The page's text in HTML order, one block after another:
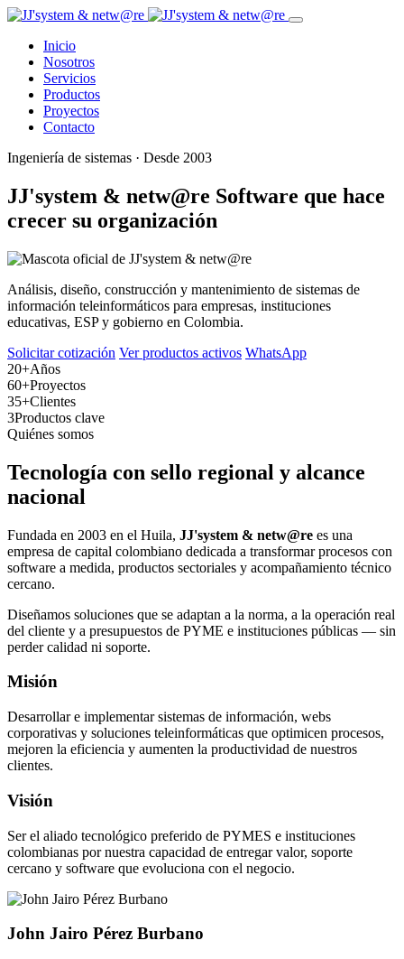
Inicio
Nosotros
Servicios
Productos
Proyectos
Contacto
Ingeniería de sistemas · Desde 2003
JJ'system & netw@re Software que hace
crecer su organización
Análisis, diseño, construcción y mantenimiento de sistemas de
información teleinformáticos para empresas, instituciones
educativas, ESP y gobierno en Colombia.
Solicitar cotización Ver productos activos WhatsApp
20+Años
60+Proyectos
35+Clientes
3Productos clave
Quiénes somos
Tecnología con sello regional y alcance
nacional
Fundada en 2003 en el Huila, JJ'system & netw@re es una
empresa de capital colombiano dedicada a transformar procesos con
software a medida, productos sectoriales y acompañamiento técnico
cercano.
Diseñamos soluciones que se adaptan a la norma, a la operación real
del cliente y a presupuestos de PYME e instituciones públicas — sin
perder calidad ni soporte.
Misión
Desarrollar e implementar sistemas de información, webs
corporativas y soluciones teleinformáticas que optimicen procesos,
mejoren la eficiencia y aumenten la productividad de nuestros
clientes.
Visión
Ser el aliado tecnológico preferido de PYMES e instituciones
colombianas por nuestra capacidad de entregar valor, soporte
cercano y software que evoluciona con el negocio.
John Jairo Pérez Burbano